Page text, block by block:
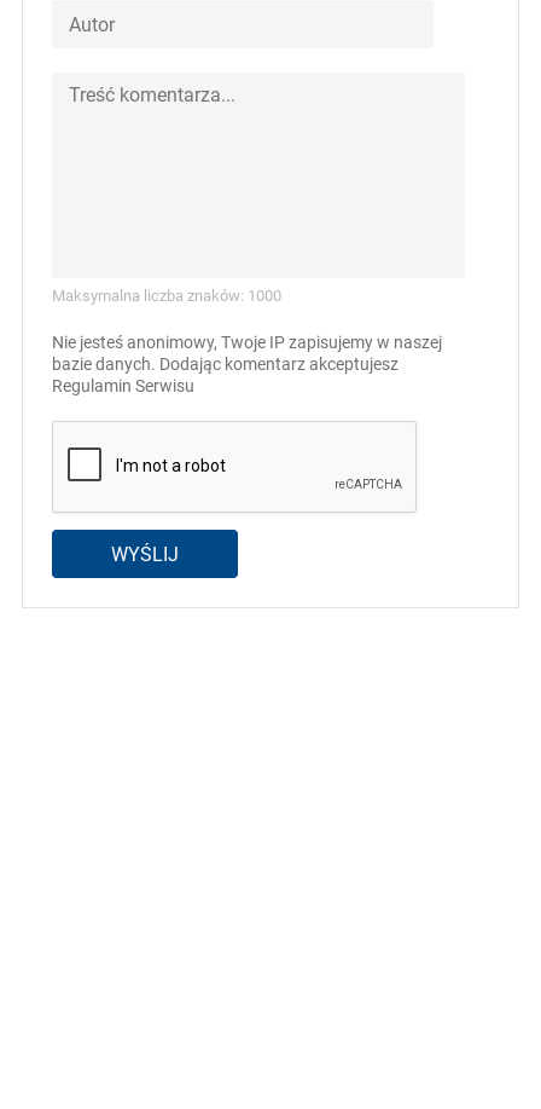
Maksymalna liczba znaków: 1000
Nie jesteś anonimowy, Twoje IP zapisujemy w naszej
bazie danych. Dodając komentarz akceptujesz
Regulamin Serwisu
WYŚLIJ